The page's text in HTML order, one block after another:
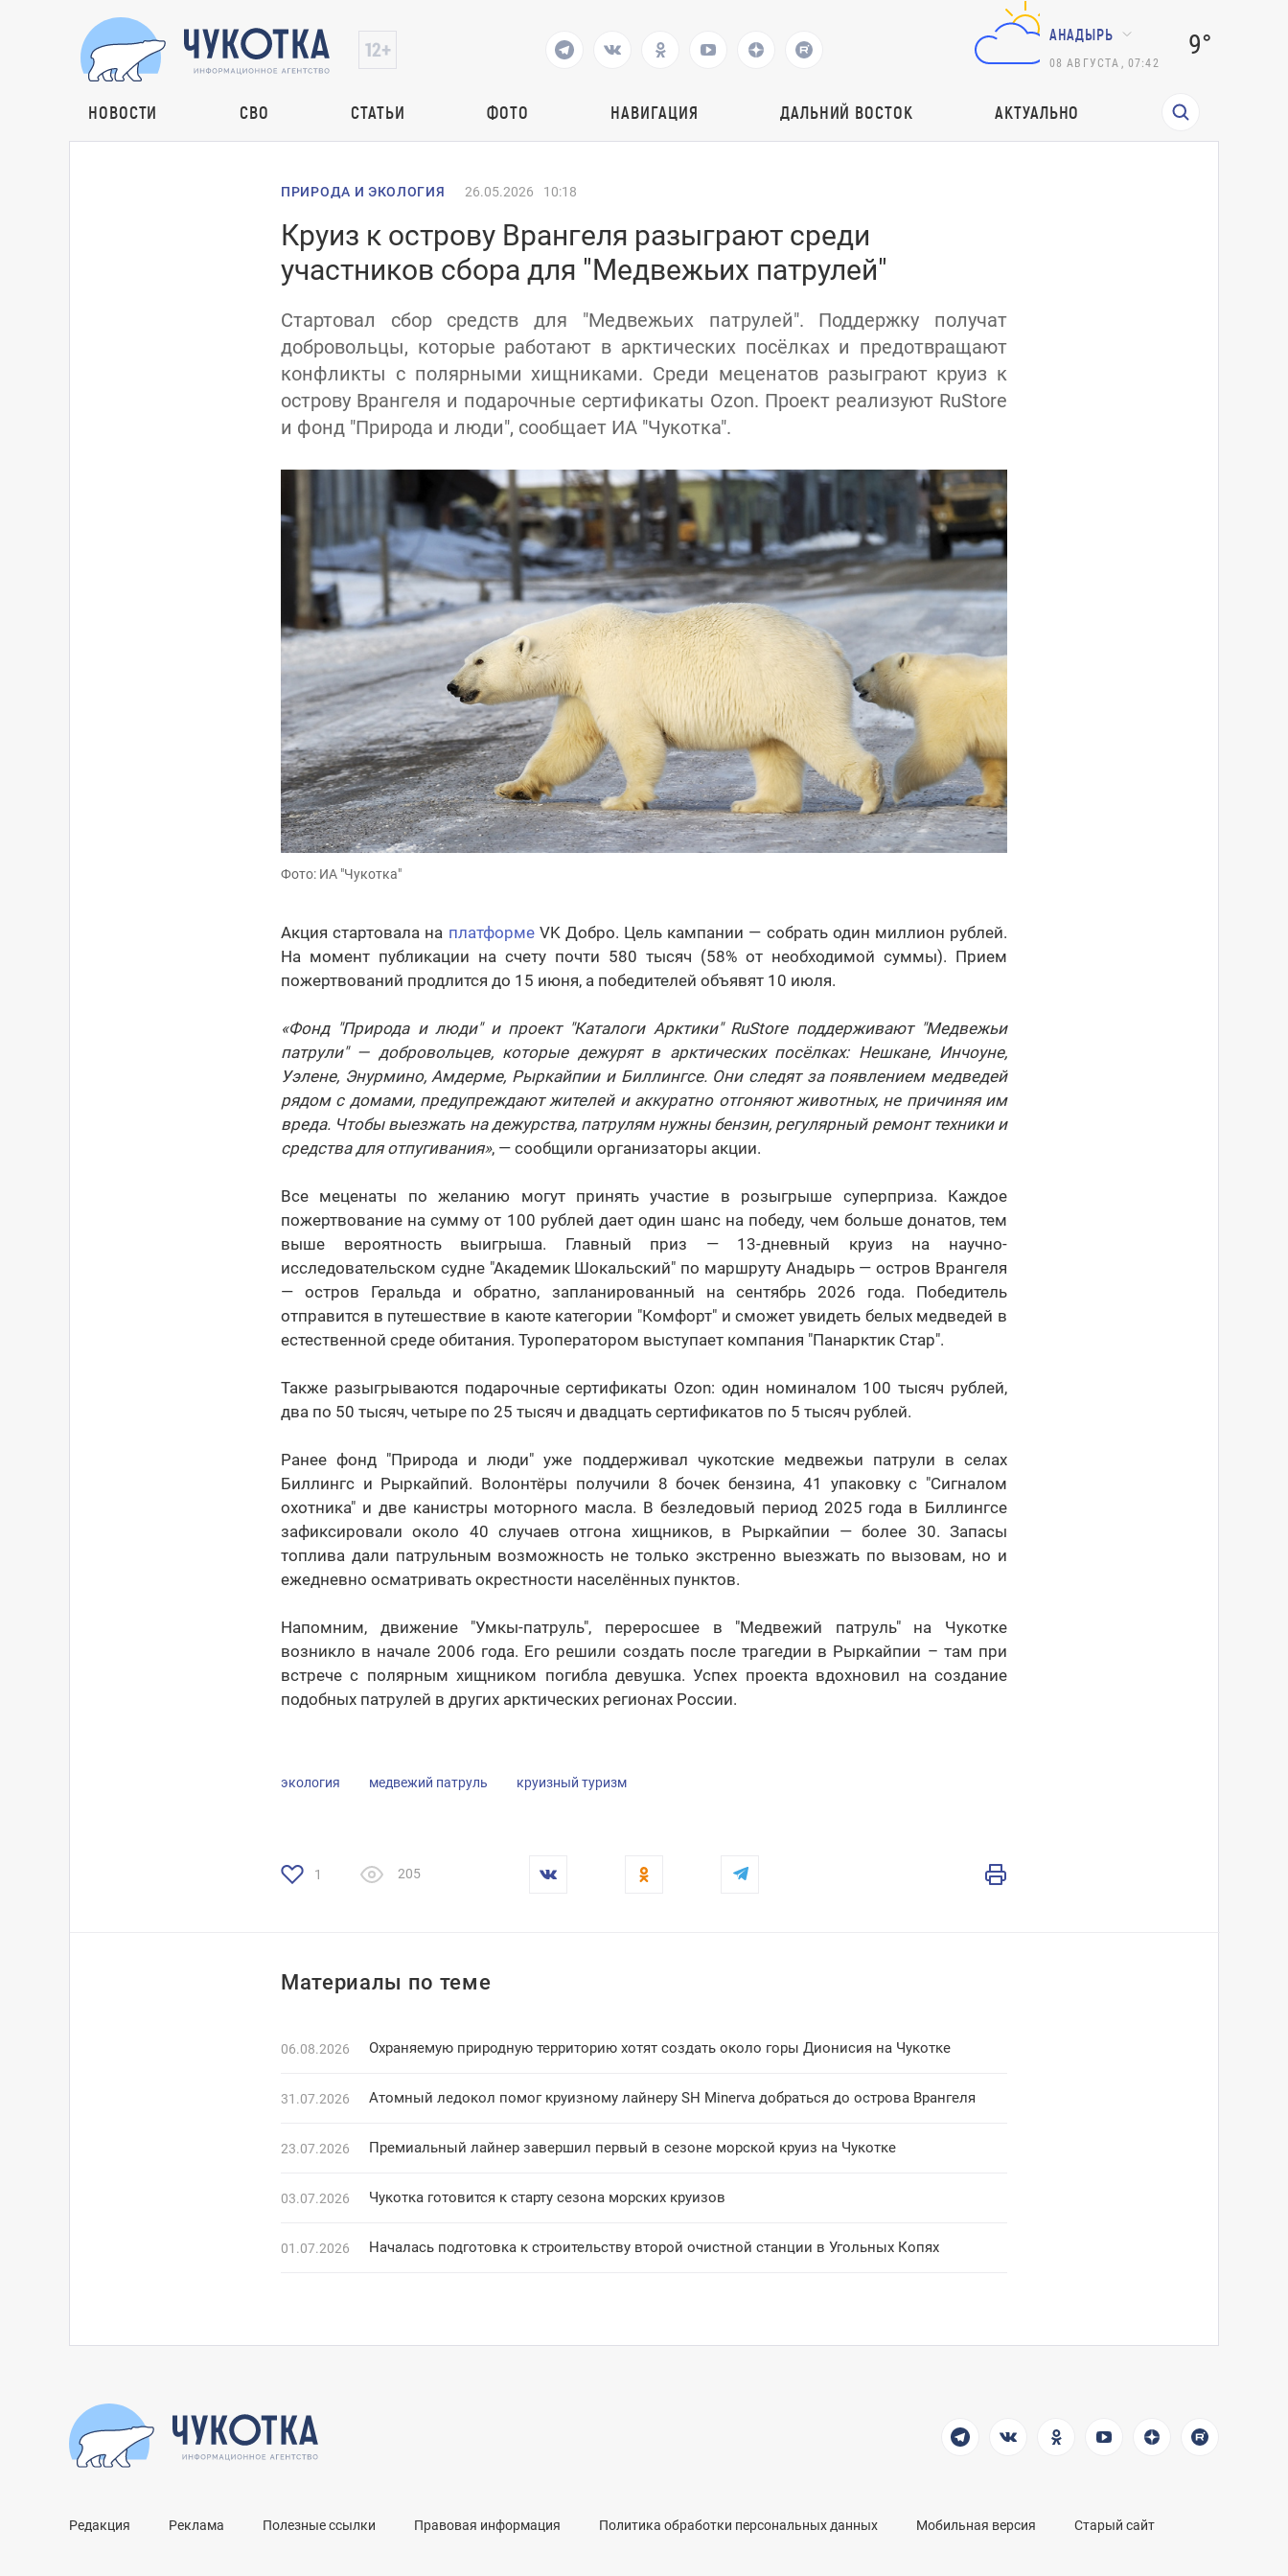
АНАДЫРЬ
08 АВГУСТА 07:42
9°
НОВОСТИ СВО СТАТЬИ ФОТО НАВИГАЦИЯ ДАЛЬНИЙ ВОСТОК АКТУАЛЬНО
ПРИРОДА И ЭКОЛОГИЯ 26.05.2026 10:18
Круиз к острову Врангеля разыграют среди
участников сбора для "Медвежьих патрулей"
Стартовал сбор средств для "Медвежьих патрулей". Поддержку получат
добровольцы, которые работают в арктических посёлках и предотвращают
конфликты с полярными хищниками. Среди меценатов разыграют круиз к
острову Врангеля и подарочные сертификаты Ozon. Проект реализуют RuStore
и фонд "Природа и люди", сообщает ИА "Чукотка".
Фото: ИА "Чукотка"
Акция стартовала на платформеVK Добро. Цель кампании — собрать один миллион рублей.
На момент публикации на счету почти 580 тысяч (58% от необходимой суммы). Прием
пожертвований продлится до 15 июня, а победителей объявят 10 июля.
«Фонд "Природа и люди" и проект "Каталоги Арктики" RuStore поддерживают "Медвежьи
патрули" — добровольцев, которые дежурят в арктических посёлках: Нешкане, Инчоуне,
Уэлене, Энурмино, Амдерме, Рыркайпии и Биллингсе. Они следят за появлением медведей
рядом с домами, предупреждают жителей и аккуратно отгоняют животных, не причиняя им
вреда. Чтобы выезжать на дежурства, патрулям нужны бензин, регулярный ремонт техники и
средства для отпугивания», — сообщили организаторы акции.
Все меценаты по желанию могут принять участие в розыгрыше суперприза. Каждое
пожертвование на сумму от 100 рублей дает один шанс на победу, чем больше донатов, тем
выше вероятность выигрыша. Главный приз — 13-дневный круиз на научно-
исследовательском судне "Академик Шокальский" по маршруту Анадырь — остров Врангеля
— остров Геральда и обратно, запланированный на сентябрь 2026 года. Победитель
отправится в путешествие в каюте категории "Комфорт" и сможет увидеть белых медведей в
естественной среде обитания. Туроператором выступает компания "Панарктик Стар".
Также разыгрываются подарочные сертификаты Ozon: один номиналом 100 тысяч рублей,
два по 50 тысяч, четыре по 25 тысяч и двадцать сертификатов по 5 тысяч рублей.
Ранее фонд "Природа и люди" уже поддерживал чукотские медвежьи патрули в селах
Биллингс и Рыркайпий. Волонтёры получили 8 бочек бензина, 41 упаковку с "Сигналом
охотника" и две канистры моторного масла. В безледовый период 2025 года в Биллингсе
зафиксировали около 40 случаев отгона хищников, в Рыркайпии — более 30. Запасы
топлива дали патрульным возможность не только экстренно выезжать по вызовам, но и
ежедневно осматривать окрестности населённых пунктов.
Напомним, движение "Умкы-патруль", переросшее в "Медвежий патруль" на Чукотке
возникло в начале 2006 года. Его решили создать после трагедии в Рыркайпии – там при
встрече с полярным хищником погибла девушка. Успех проекта вдохновил на создание
подобных патрулей в других арктических регионах России.
экология медвежий патруль круизный туризм
1 205
Материалы по теме
06.08.2026 Охраняемую природную территорию хотят создать около горы Дионисия на Чукотке
31.07.2026 Атомный ледокол помог круизному лайнеру SH Minerva добраться до острова Врангеля
23.07.2026 Премиальный лайнер завершил первый в сезоне морской круиз на Чукотке
03.07.2026 Чукотка готовится к старту сезона морских круизов
01.07.2026 Началась подготовка к строительству второй очистной станции в Угольных Копях
Редакция Реклама Полезные ссылки Правовая информация Политика обработки персональных данных Мобильная версия Старый сайт